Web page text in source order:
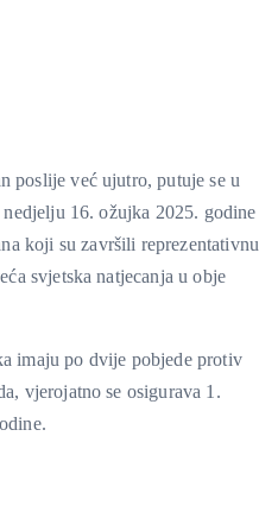
poslije već ujutro, putuje se u
16. ožujka 2025. godine
koji su završili reprezentativnu
svjetska natjecanja u obje
imaju po dvije pobjede protiv
vjerojatno se osigurava 1.